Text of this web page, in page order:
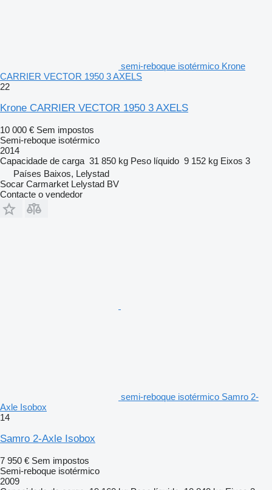
semi-reboque isotérmico Krone
CARRIER VECTOR 1950 3 AXELS
22
Krone CARRIER VECTOR 1950 3 AXELS
10 000 € Sem impostos
Semi-reboque isotérmico
2014
Capacidade de carga 31 850 kg Peso líquido 9 152 kg Eixos 3
Países Baixos, Lelystad
Socar Carmarket Lelystad BV
Contacte o vendedor
semi-reboque isotérmico Samro 2-
Axle Isobox
14
Samro 2-Axle Isobox
7 950 € Sem impostos
Semi-reboque isotérmico
2009